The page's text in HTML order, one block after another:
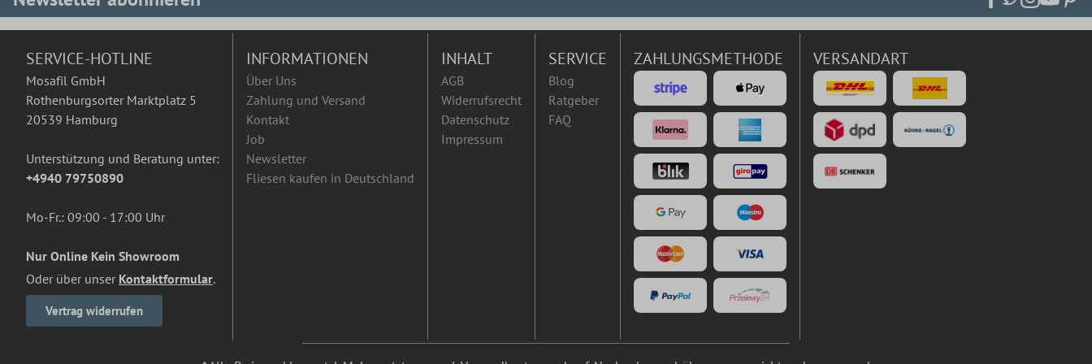
SERVICE-HOTLINE
Mosafil GmbH
Rothenburgsorter Marktplatz 5
20539 Hamburg
Unterstützung und Beratung unter:
+4940 79750890
Mo-Fr.: 09:00 - 17:00 Uhr
Nur Online Kein Showroom
Oder über unser Kontaktformular.
Vertrag widerrufen
INFORMATIONEN
Über Uns
Zahlung und Versand
Kontakt
Job
Newsletter
Fliesen kaufen in Deutschland
INHALT
AGB
Widerrufsrecht
Datenschutz
Impressum
SERVICE
Blog
Ratgeber
FAQ
ZAHLUNGSMETHODE VERSANDART